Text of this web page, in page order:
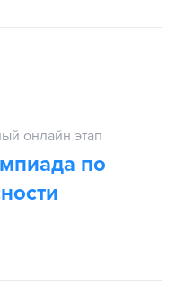
онлайн этап
по